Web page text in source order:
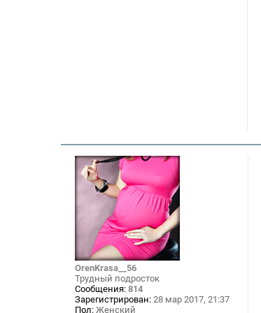
OrenKrasa__56
Трудный подросток
Сообщения: 814
Зарегистрирован: 28 мар 2017, 21:37
Пол: Женский